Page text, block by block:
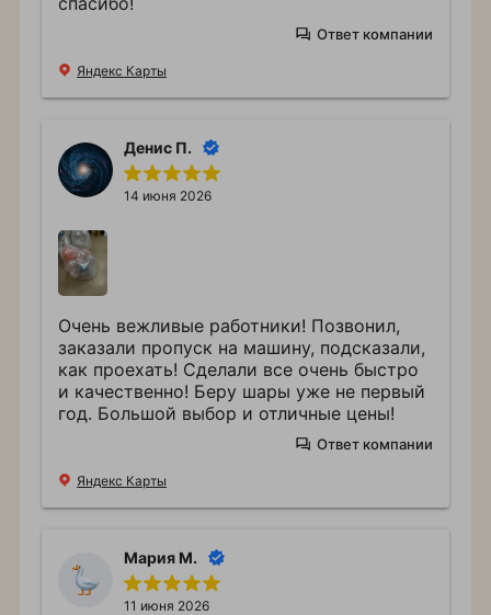
Ответ компании
Яндекс Карты
Денис П.
14 июня 2026
Очень вежливые работники! Позвонил,
заказали пропуск на машину, подсказали,
как проехать! Сделали все очень быстро
и качественно! Беру шары уже не первый
год. Большой выбор и отличные цены!
Ответ компании
Яндекс Карты
Мария М.
11 июня 2026